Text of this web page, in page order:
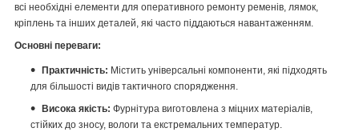
всі необхідні елементи для оперативного ремонту ременів, лямок,
кріплень та інших деталей, які часто піддаються навантаженням.
Основні переваги:
Практичність: Містить універсальні компоненти, які підходять
для більшості видів тактичного спорядження.
Висока якість: Фурнітура виготовлена з міцних матеріалів,
стійких до зносу, вологи та екстремальних температур.